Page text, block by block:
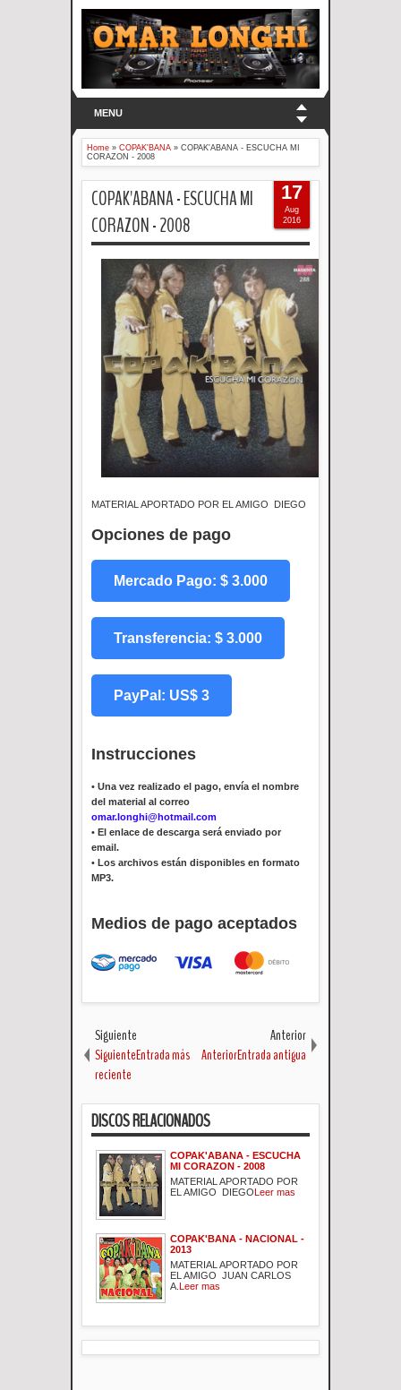
MENU
Home » COPAK'BANA » COPAK'ABANA - ESCUCHA MI
CORAZON - 2008
COPAK'ABANA - ESCUCHA MI
CORAZON - 2008
MATERIAL APORTADO POR EL AMIGO DIEGO
Opciones de pago
Mercado Pago: $ 3.000
Transferencia: $ 3.000
PayPal: US$ 3
Instrucciones
• Una vez realizado el pago, envía el nombre
del material al correo
omar.longhi@hotmail.com
• El enlace de descarga será enviado por
email.
• Los archivos están disponibles en formato
MP3.
Medios de pago aceptados
17
Aug
2016
Siguiente
SiguienteEntrada más
reciente
Anterior
AnteriorEntrada antigua
DISCOS RELACIONADOS
COPAK'ABANA - ESCUCHA
MI CORAZON - 2008
MATERIAL APORTADO POR
EL AMIGO DIEGOLeer mas
COPAK'BANA - NACIONAL -
2013
MATERIAL APORTADO POR
EL AMIGO JUAN CARLOS
A. Leer mas